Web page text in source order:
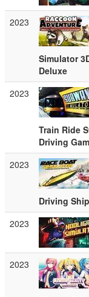
2023
Simulator
Deluxe
2023
Train Ride
Driving
2023
Driving
2023
2023